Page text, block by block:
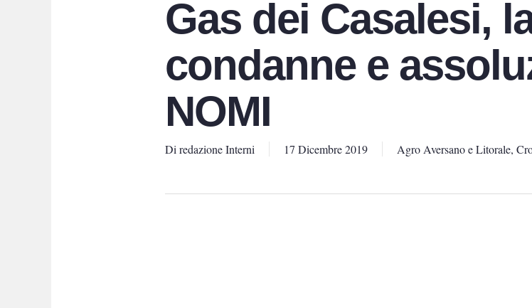
Gas dei Casalesi,
condanne e
NOMI
Di redazione Interni 17 Dicembre 2019 Agro Aversano e Litorale,